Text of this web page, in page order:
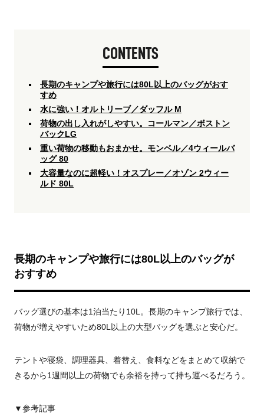
CONTENTS
長期のキャンプや旅行には80L以上のバッグがおす
すめ
水に強い！オルトリーブ／ダッフル M
荷物の出し入れがしやすい。コールマン／ボストン
バックLG
重い荷物の移動もおまかせ。モンベル／4ウィールバ
ッグ 80
大容量なのに超軽い！オスプレー／オゾン 2ウィー
ルド 80L
長期のキャンプや旅行には80L以上のバッグが
おすすめ
バッグ選びの基本は1泊当たり10L。長期のキャンプ旅行では、
荷物が増えやすいため80L以上の大型バッグを選ぶと安心だ。
テントや寝袋、調理器具、着替え、食料などをまとめて収納で
きるから1週間以上の荷物でも余裕を持って持ち運べるだろう。
▼参考記事